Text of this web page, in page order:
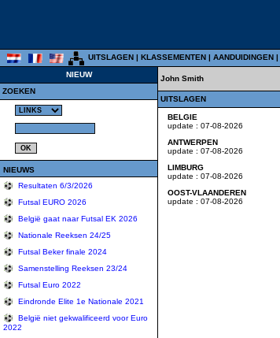
UITSLAGEN | KLASSEMENTEN | AANDUIDINGEN |
NIEUW
ZOEKEN
NIEUWS
Resultaten 6/3/2026
Futsal EURO 2026
België gaat naar Futsal EK 2026
Nationale Reeksen 24/25
Futsal Beker finale 2024
Samenstelling Reeksen 23/24
Futsal Euro 2022
Eindronde Elite 1e Nationale 2021
België niet gekwalificeerd voor Euro
2022
John Smith
UITSLAGEN
BELGIE
update : 07-08-2026
ANTWERPEN
update : 07-08-2026
LIMBURG
update : 07-08-2026
OOST-VLAANDEREN
update : 07-08-2026